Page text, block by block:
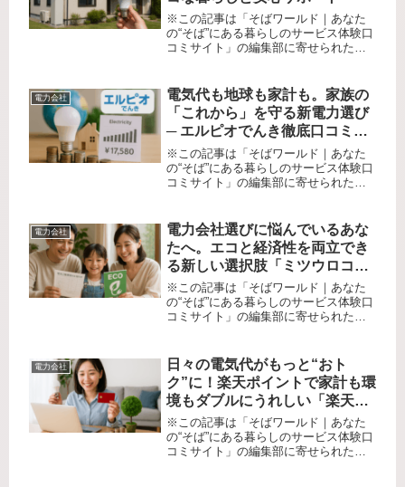
※この記事は「そばワールド｜あなた
の“そば”にある暮らしのサービス体験口
コミサイト」の編集部に寄せられた各
う」「再生可能エネルギーを使うと料
金が高くなりそう…」「電力会社の...
電力会社
電気代も地球も家計も。家族の
「これから」を守る新電力選び
─ エルピオでんき徹底口コミレ
ビュー
※この記事は「そばワールド｜あなた
の“そば”にある暮らしのサービス体験口
コミサイト」の編集部に寄せられた各
月の明細を見るたびにため息…」「新
電力って結局どうなの？」。そんな...
電力会社
電力会社選びに悩んでいるあな
たへ。エコと経済性を両立でき
る新しい選択肢「ミツウロコで
んき」を徹底口コミ！
※この記事は「そばワールド｜あなた
の“そば”にある暮らしのサービス体験口
コミサイト」の編集部に寄せられた各
うせなら家計も環境もどちらも大事に
できる電力会社がいい」そんな悩み...
電力会社
日々の電気代がもっと“おト
ク”に！楽天ポイントで家計も環
境もダブルにうれしい「楽天で
んき」体験レポート
※この記事は「そばワールド｜あなた
の“そば”にある暮らしのサービス体験口
コミサイト」の編集部に寄せられた各